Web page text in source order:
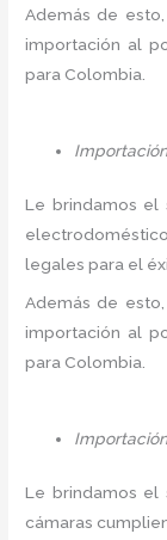
Además de
importación al
para Colombia.
Le brindamos el
legales para el
Además de
importación al
para Colombia.
Le brindamos el
cámaras